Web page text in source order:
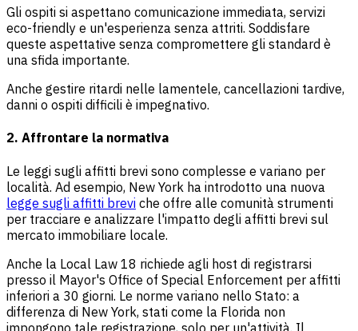
Gli ospiti si aspettano comunicazione immediata, servizi
eco-friendly e un'esperienza senza attriti. Soddisfare
queste aspettative senza compromettere gli standard è
una sfida importante.
Anche gestire ritardi nelle lamentele, cancellazioni tardive,
danni o ospiti difficili è impegnativo.
2. Affrontare la normativa
Le leggi sugli affitti brevi sono complesse e variano per
località. Ad esempio, New York ha introdotto una nuova
legge sugli affitti brevi che offre alle comunità strumenti
per tracciare e analizzare l'impatto degli affitti brevi sul
mercato immobiliare locale.
Anche la Local Law 18 richiede agli host di registrarsi
presso il Mayor's Office of Special Enforcement per affitti
inferiori a 30 giorni. Le norme variano nello Stato: a
differenza di New York, stati come la Florida non
impongono tale registrazione, solo per un'attività. Il